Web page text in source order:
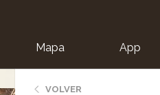
Mapa App
VOLVER